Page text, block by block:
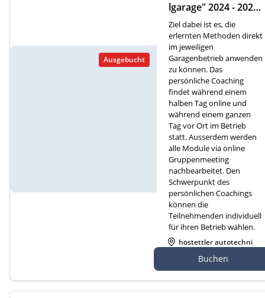
Ausgebucht
lgarage" 2024 - 2026
(D)
Ziel dabei ist es, die
erlernten Methoden direkt
im jeweiligen
Garagenbetrieb anwenden
zu können. Das
persönliche Coaching
findet während einem
halben Tag online und
während einem ganzen
Tag vor Ort im Betrieb
statt. Ausserdem werden
alle Module via online
Gruppenmeeting
nachbearbeitet. Den
Schwerpunkt des
persönlichen Coachings
können die
Teilnehmenden individuell
für ihren Betrieb wählen.
hostettler autotechni
7, 6018 Buttisholz
Buchen